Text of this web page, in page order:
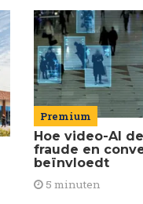
Premium
Hoe video-AI
fraude en
beïnvloedt
5 minuten